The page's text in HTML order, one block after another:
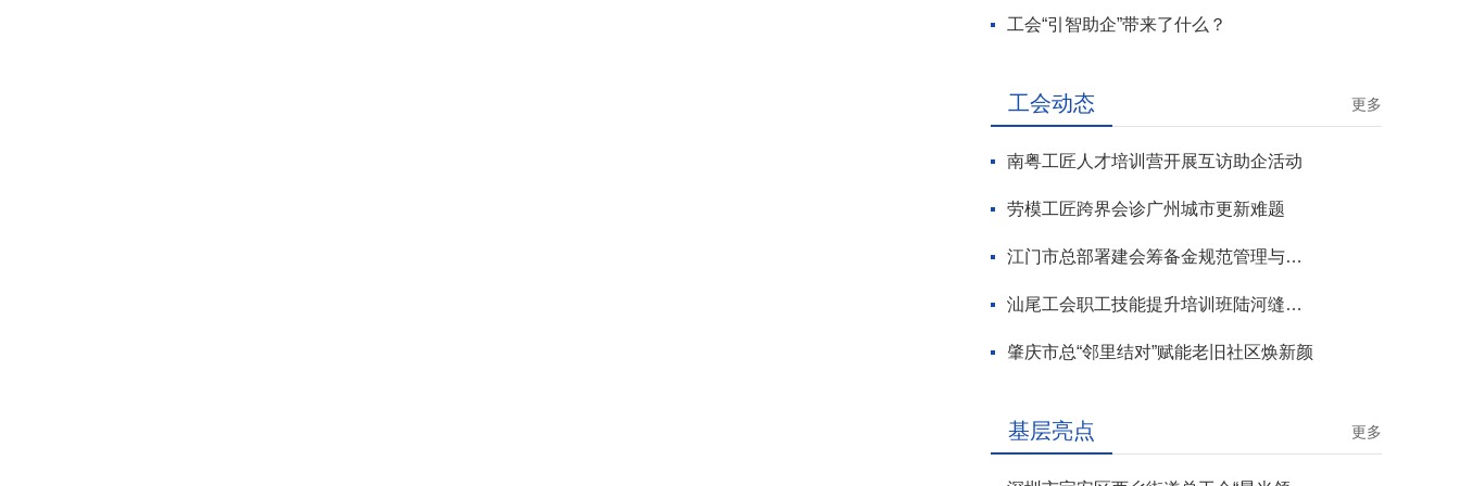
工会“引智助企”带来了什么？
工会动态 更多
南粤工匠人才培训营开展互访助企活动
劳模工匠跨界会诊广州城市更新难题
江门市总部署建会筹备金规范管理与基层工会组建攻坚行动
汕尾工会职工技能提升培训班陆河缝纫工专场开班
肇庆市总“邻里结对”赋能老旧社区焕新颜
基层亮点 更多